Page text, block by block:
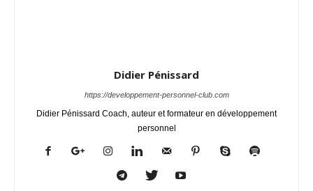
Didier Pénissard
https://developpement-personnel-club.com
Didier Pénissard Coach, auteur et formateur en développement
personnel